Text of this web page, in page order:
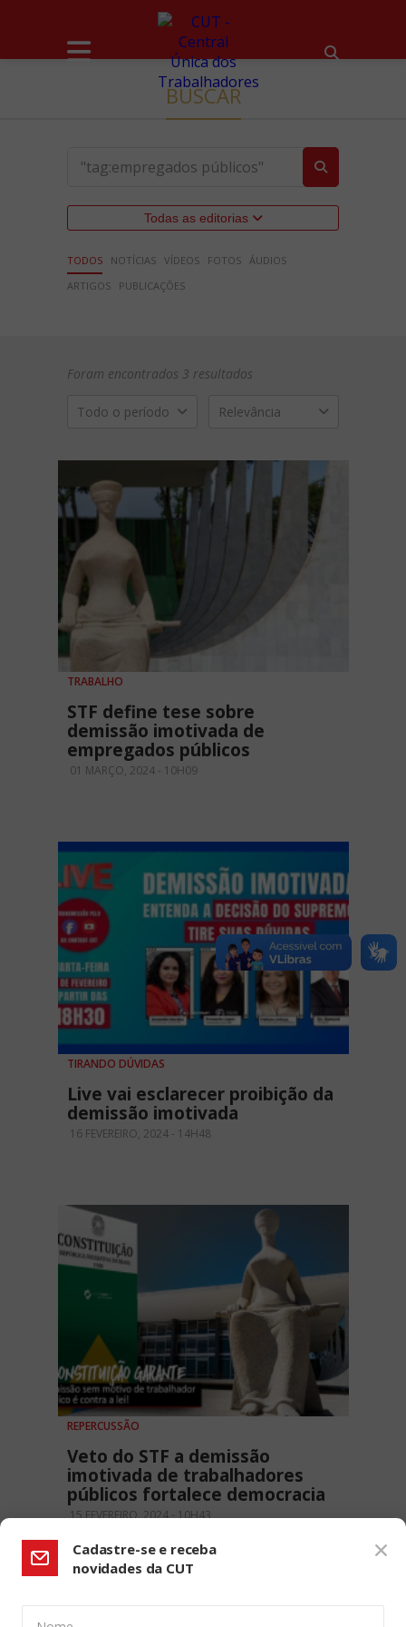
BUSCAR
Todas as editorias
TODOS NOTÍCIAS VÍDEOS FOTOS ÁUDIOS
ARTIGOS
PUBLICAÇÕES
Foram encontrados 3 resultados
Todo o período Relevância
TRABALHO
STF define tese sobre
demissão imotivada de
empregados públicos
01 MARÇO, 2024 - 10H09
TIRANDO DÚVIDAS
Live vai esclarecer proibição da
demissão imotivada
16 FEVEREIRO, 2024 - 14H48
REPERCUSSÃO
Veto do STF a demissão
imotivada de trabalhadores
públicos fortalece democracia
15 FEVEREIRO, 2024 - 10H43
Cadastre-se e receba
novidades da CUT